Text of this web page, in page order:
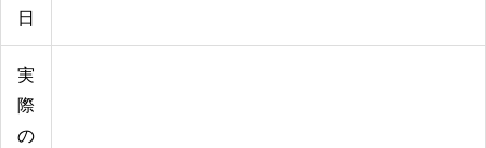
日
実
際
の